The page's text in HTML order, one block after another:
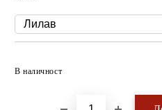
В наличност